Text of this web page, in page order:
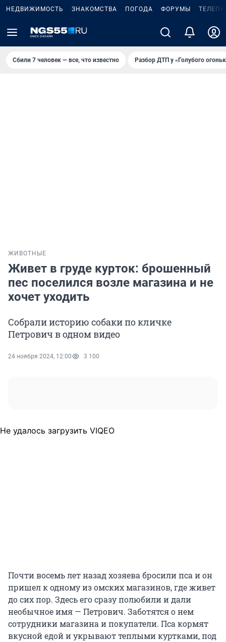
НЕДВИЖИМОСТЬ ЗНАКОМСТВА ПОГОДА ФОРУМЫ
Сбили 7 человек — все, что известно Разбор ДТП у «Голубого
ЖИВОТНЫЕ
Живет в груде курток: брошенный
пес поселился возле магазина и не
хочет уходить
Собрали историю собаки по кличке
Петрович в одном видео
24 ноября 2024, 12:00 3 100
Не удалось загрузить VIQEO
Почти восемь лет назад хозяева бросили пса и он
пришел к одному из омских магазинов, где живет
до сих пор. Здесь его сразу полюбили и дали
необычное имя — Петрович. Заботятся о нем
сотрудники магазина и покупатели. Пса кормят
вкусной едой и укрывают теплыми куртками, под